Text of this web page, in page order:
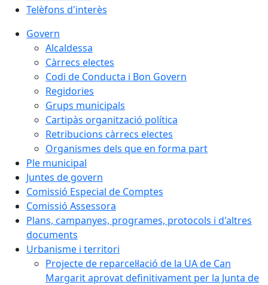
Telèfons d'interès
Govern
Alcaldessa
Càrrecs electes
Codi de Conducta i Bon Govern
Regidories
Grups municipals
Cartipàs organització política
Retribucions càrrecs electes
Organismes dels que en forma part
Ple municipal
Juntes de govern
Comissió Especial de Comptes
Comissió Assessora
Plans, campanyes, programes, protocols i d'altres
documents
Urbanisme i territori
Projecte de reparcel·lació de la UA de Can
Margarit aprovat definitivament per la Junta de